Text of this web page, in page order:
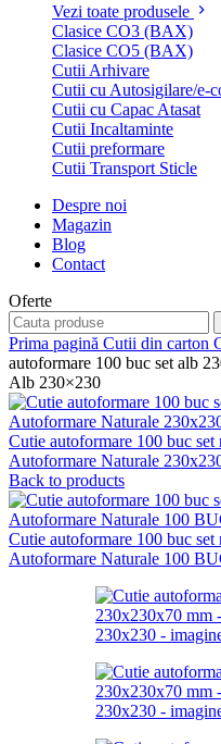
Vezi toate produsele
Clasice CO3 (BAX)
Clasice CO5 (BAX)
Cutii Arhivare
Cutii cu Autosigilare/e-
Cutii cu Capac Atasat
Cutii Incaltaminte
Cutii preformare
Cutii Transport Sticle
Despre noi
Magazin
Blog
Contact
Oferte
Prima pagină Cutii din carton
autoformare 100 buc set alb
Alb 230×230
Cutie autoformare 100 buc
Autoformare Naturale
Back to products
Cutie autoformare 100 buc
Autoformare Naturale 100